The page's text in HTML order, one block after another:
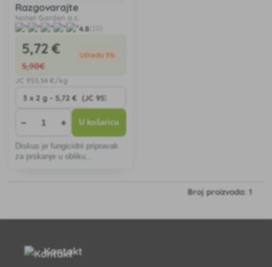
Razgovarajte
Nohel Garden a.s.
4.8
5,72 €
5,90€
Ušteda 3%
953 ,34 €/kg
− + U košaricu
Diskus je fungicidni pripravak
za prskanje u obliku
Broj proizvoda: 1
Kontakt